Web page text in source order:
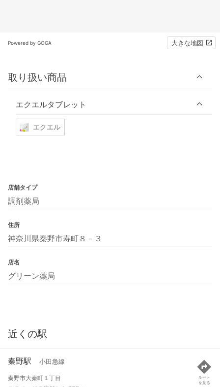
Powered by GOGA 大きな地図
取り扱い商品
エクエルタブレット
エクエル
店舗タイプ
調剤薬局
住所
神奈川県秦野市寿町８－３
店名
グリーン薬局
近くの駅
秦野駅 小田急線
秦野市大秦町１丁目
ルート
を見る